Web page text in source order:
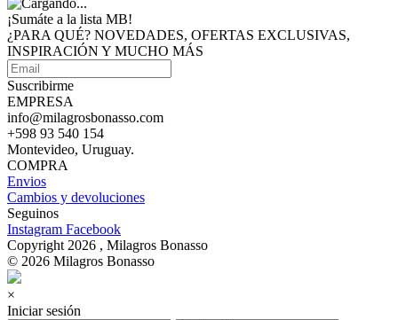
¡Sumáte a la lista MB!
¿PARA QUÉ? NOVEDADES, OFERTAS EXCLUSIVAS,
INSPIRACIÓN Y MUCHO MÁS
Suscribirme
EMPRESA
info@milagrosbonasso.com
+598 93 540 154
Montevideo, Uruguay.
COMPRA
Envios
Cambios y devoluciones
Seguinos
Instagram Facebook
Copyright 2026 , Milagros Bonasso
© 2026 Milagros Bonasso
×
Iniciar sesión